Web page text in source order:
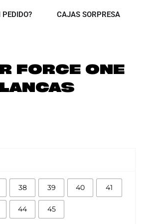
CAJAS SORPRESA
FORCE ONE
38 39 40 41
44 45